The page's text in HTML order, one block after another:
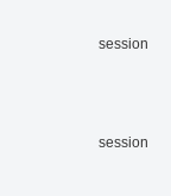
session
session